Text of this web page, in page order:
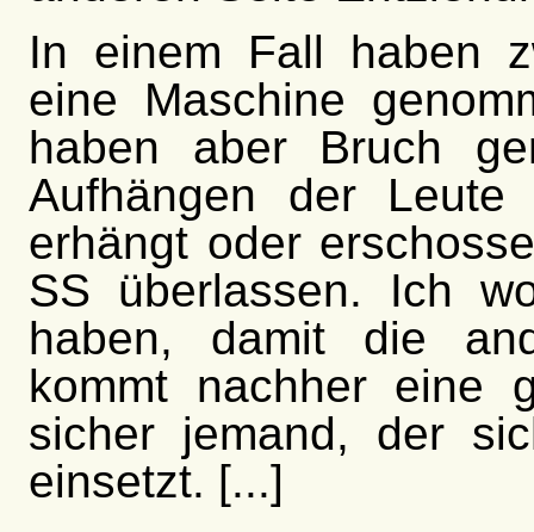
In einem Fall haben
eine Maschine
haben aber Bruch
Aufhängen der
erhängt oder
SS überlassen. Ich
haben, damit die
kommt nachher eine
sicher jemand, der
einsetzt. [...]